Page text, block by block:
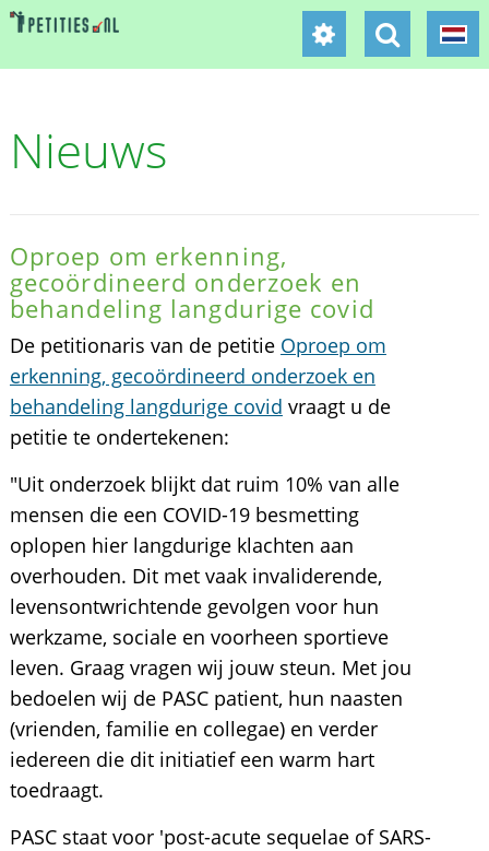
Nieuws
Oproep om erkenning,
gecoördineerd onderzoek en
behandeling langdurige covid
De petitionaris van de petitie Oproep om
erkenning, gecoördineerd onderzoek en
behandeling langdurige covid vraagt u de
petitie te ondertekenen:
"Uit onderzoek blijkt dat ruim 10% van alle
mensen die een COVID-19 besmetting
oplopen hier langdurige klachten aan
overhouden. Dit met vaak invaliderende,
levensontwrichtende gevolgen voor hun
werkzame, sociale en voorheen sportieve
leven. Graag vragen wij jouw steun. Met jou
bedoelen wij de PASC patient, hun naasten
(vrienden, familie en collegae) en verder
iedereen die dit initiatief een warm hart
toedraagt.
PASC staat voor 'post-acute sequelae of SARS-